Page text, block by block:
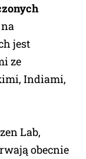
jest
ze
Indiami,
Lab,
obecnie